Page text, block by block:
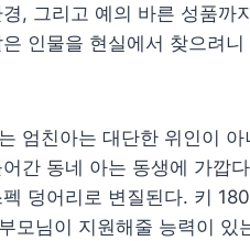
, 그리고 예의 바른 성품까
인물을 현실에서 찾으려
엄친아는 대단한 위인이
간 동네 아는 동생에 가깝
덩어리로 변질된다. 키
모님이 지원해줄 능력이